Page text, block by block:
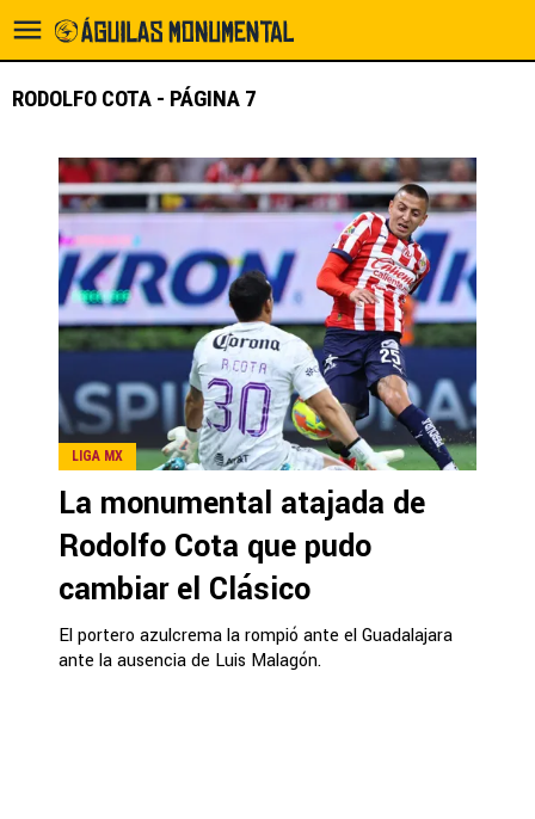
RODOLFO COTA - PÁGINA 7
LIGA MX
La monumental atajada de
Rodolfo Cota que pudo
cambiar el Clásico
El portero azulcrema la rompió ante el Guadalajara
ante la ausencia de Luis Malagón.